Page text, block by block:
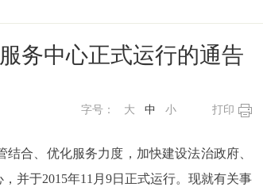
务中心正式运行的通告
打印
字号： 大 中 小
合、优化服务力度，加快建设法治政府、
并于2015年11月9日正式运行。现就有关事